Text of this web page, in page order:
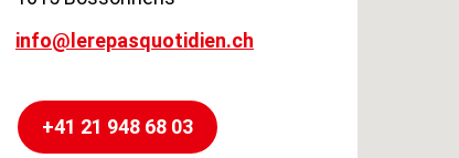
info@lerepasquotidien.ch
+41 21 948 68 03